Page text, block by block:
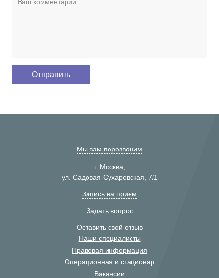
Мы вам перезвоним
г. Москва,
ул. Садовая-Сухаревская, 7/1
Запись на прием
Задать вопрос
Оставить свой отзыв
Наши специалисты
Правовая информация
Операционная и стационар
Вакансии